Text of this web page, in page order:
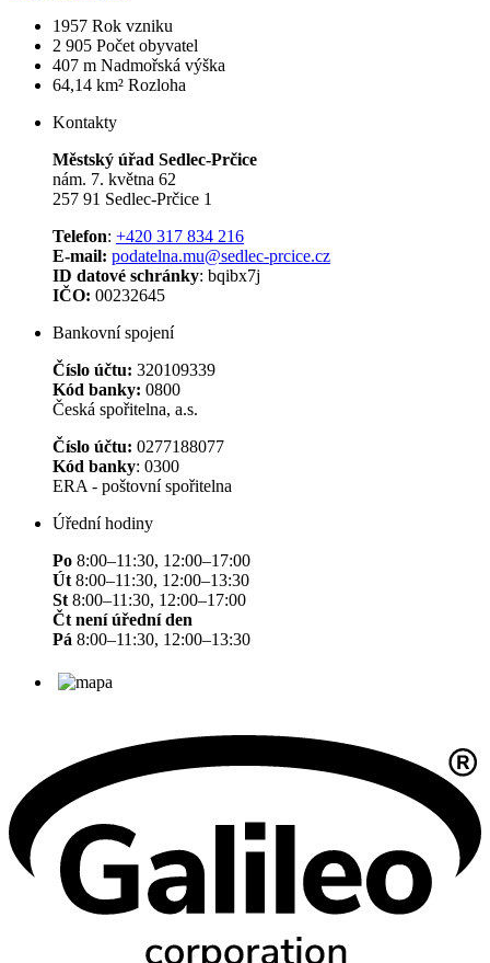
1957 Rok vzniku
2 905 Počet obyvatel
407 m Nadmořská výška
64,14 km² Rozloha
Kontakty
Městský úřad Sedlec-Prčice
nám. 7. května 62
257 91 Sedlec-Prčice 1
Telefon: +420 317 834 216
E-mail: podatelna.mu@sedlec-prcice.cz
ID datové schránky: bqibx7j
IČO: 00232645
Bankovní spojení
Číslo účtu: 320109339
Kód banky: 0800
Česká spořitelna, a.s.
Číslo účtu: 0277188077
Kód banky: 0300
ERA - poštovní spořitelna
Úřední hodiny
Po 8:00–11:30, 12:00–17:00
Út 8:00–11:30, 12:00–13:30
St 8:00–11:30, 12:00–17:00
Čt není úřední den
Pá 8:00–11:30, 12:00–13:30